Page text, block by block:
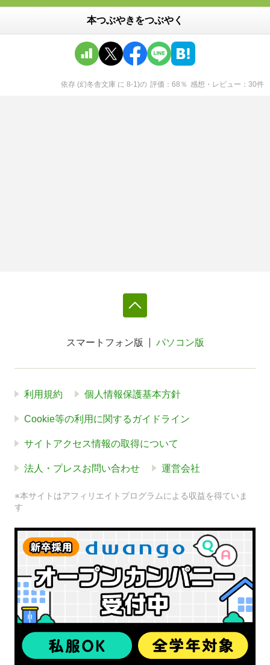
本つぶやきをつぶやく
依存 (幻冬舎文庫 に 8-1)の 評価 68 ％ 感想・レビュー 30件
スマートフォン版 パソコン版
利用規約 個人情報保護基本方針
Cookie等の利用に関するガイドライン
サイトアクセス情報の取得について
法人・プレスお問い合わせ 運営会社
※本サイトはアフィリエイトプログラムによる収益を得ていま
す